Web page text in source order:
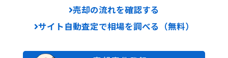
売却の流れを確認する
サイト自動査定で相場を調べる（無料）